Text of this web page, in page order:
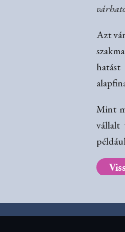
Azt
Mint
vállalt